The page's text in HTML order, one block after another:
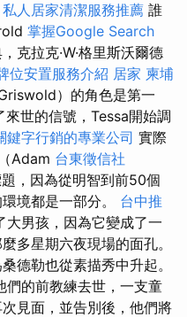
私人居家清潔服務推薦 誰
掌握Google Search
克拉克·W·格里斯沃爾德
位安置服務介紹 居家 柬埔
）的角色是第一
世的信號，Tessa開始調
鍵字行銷的專業公司 實際
Adam 台東徵信社
，因為從明智到前50個
境都是一部分。 台中推
大男孩，因為它變成了一
多星期六夜現場的面孔。
德勒也從素描秀中升起。
們的前教練去世，一支童
見面，並告別後，他們將